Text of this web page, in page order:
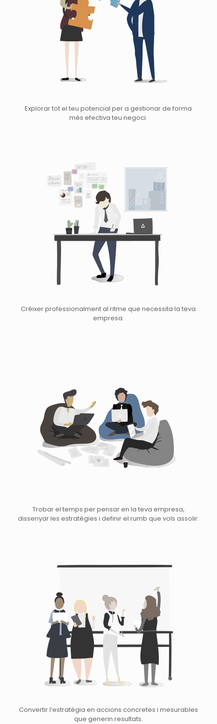
Explorar tot el teu potencial per a gestionar de forma
més efectiva teu negoci.
Créixer professionalment al ritme que necessita la teva
empresa.
Trobar el temps per pensar en la teva empresa,
dissenyar les estratègies i definir el rumb que vols assolir.
Convertir l’estratègia en accions concretes i mesurables
que generin resultats.